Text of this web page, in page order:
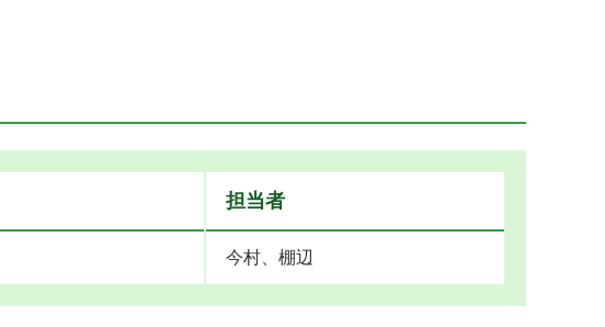
担当者
今村、棚辺